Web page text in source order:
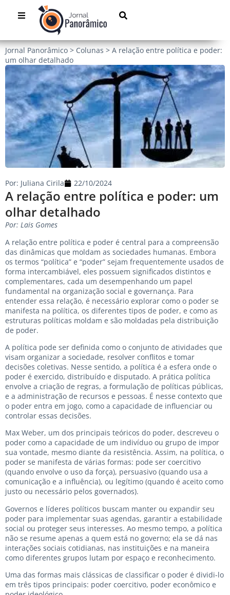
Jornal Panorâmico > Colunas > A relação entre política e poder:
um olhar detalhado
A relação entre política e poder: um
olhar detalhado
Por: Juliana Cirila 22/10/2024
Por: Lais Gomes
A relação entre política e poder é central para a compreensão
das dinâmicas que moldam as sociedades humanas. Embora
os termos “política” e “poder” sejam frequentemente usados de
forma intercambiável, eles possuem significados distintos e
complementares, cada um desempenhando um papel
fundamental na organização social e governança. Para
entender essa relação, é necessário explorar como o poder se
manifesta na política, os diferentes tipos de poder, e como as
estruturas políticas moldam e são moldadas pela distribuição
de poder.
A política pode ser definida como o conjunto de atividades que
visam organizar a sociedade, resolver conflitos e tomar
decisões coletivas. Nesse sentido, a política é a esfera onde o
poder é exercido, distribuído e disputado. A prática política
envolve a criação de regras, a formulação de políticas públicas,
e a administração de recursos e pessoas. É nesse contexto que
o poder entra em jogo, como a capacidade de influenciar ou
controlar essas decisões.
Max Weber, um dos principais teóricos do poder, descreveu o
poder como a capacidade de um indivíduo ou grupo de impor
sua vontade, mesmo diante da resistência. Assim, na política, o
poder se manifesta de várias formas: pode ser coercitivo
(quando envolve o uso da força), persuasivo (quando usa a
comunicação e a influência), ou legítimo (quando é aceito como
justo ou necessário pelos governados).
Governos e líderes políticos buscam manter ou expandir seu
poder para implementar suas agendas, garantir a estabilidade
social ou proteger seus interesses. Ao mesmo tempo, a política
não se resume apenas a quem está no governo; ela se dá nas
interações sociais cotidianas, nas instituições e na maneira
como diferentes grupos lutam por espaço e reconhecimento.
Uma das formas mais clássicas de classificar o poder é dividi-lo
em três tipos principais: poder coercitivo, poder econômico e